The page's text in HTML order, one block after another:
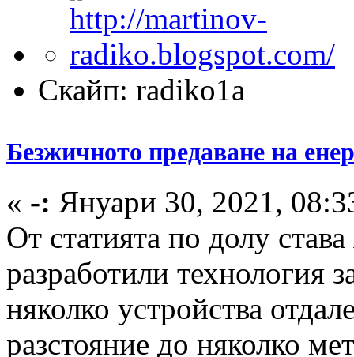
Скайп: radiko1a
Безжичното предаване на
« -: Януари 30, 2021,
От статията по долу
разработили технология
няколко устройства
разстояние до няколко